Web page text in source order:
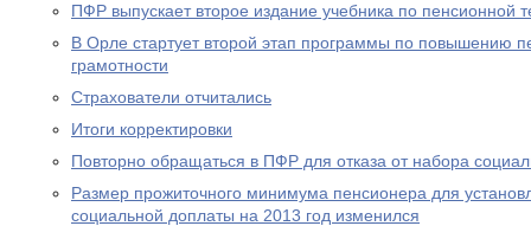
ПФР выпускает второе издание учебника по пенсионной
В Орле стартует второй этап программы по повышению
грамотности
Страхователи отчитались
Итоги корректировки
Повторно обращаться в ПФР для отказа от набора
Размер прожиточного минимума пенсионера для
социальной доплаты на 2013 год изменился